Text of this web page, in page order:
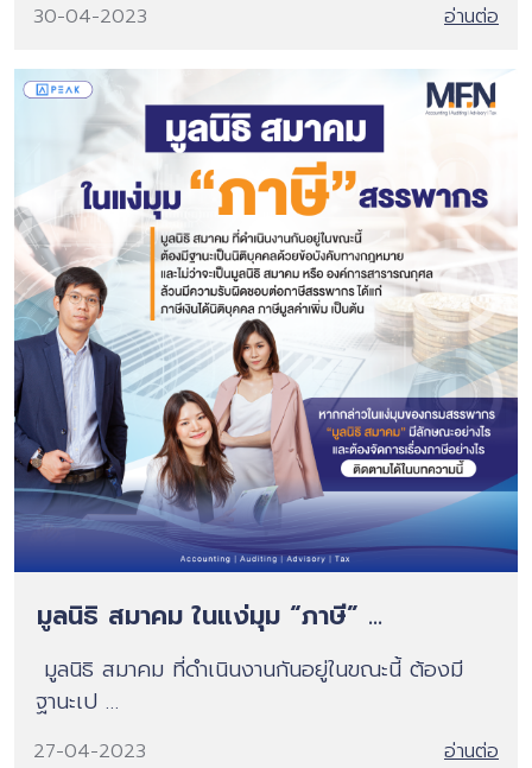
30-04-2023 อ่านต่อ
มูลนิธิ สมาคม ในแง่มุม “ภาษี” ...
มูลนิธิ สมาคม ที่ดำเนินงานกันอยู่ในขณะนี้ ต้องมี
ฐานะเป …
27-04-2023 อ่านต่อ